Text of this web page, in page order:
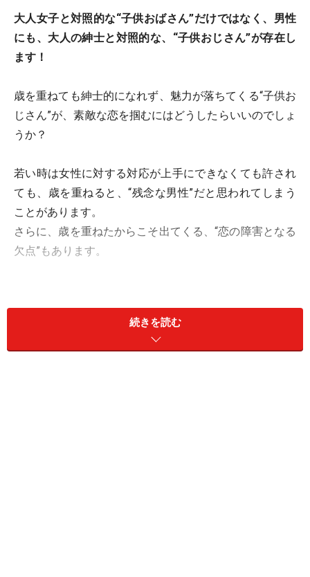
大人女子と対照的な“子供おばさん”だけではなく、男性
にも、大人の紳士と対照的な、“子供おじさん”が存在し
ます！
歳を重ねても紳士的になれず、魅力が落ちてくる“子供お
じさん”が、素敵な恋を掴むにはどうしたらいいのでしょ
うか？
若い時は女性に対する対応が上手にできなくても許され
ても、歳を重ねると、“残念な男性”だと思われてしまう
ことがあります。
さらに、歳を重ねたからこそ出てくる、“恋の障害となる
欠点”もあります。
を読んでいただくとして、今回は、「歳（経験）を重ね
たからこそ出てくる、“恋の障害となる欠点”」につい
て、“子供おじさん”と“大人紳士”を比較しながら紹介し
続きを読む